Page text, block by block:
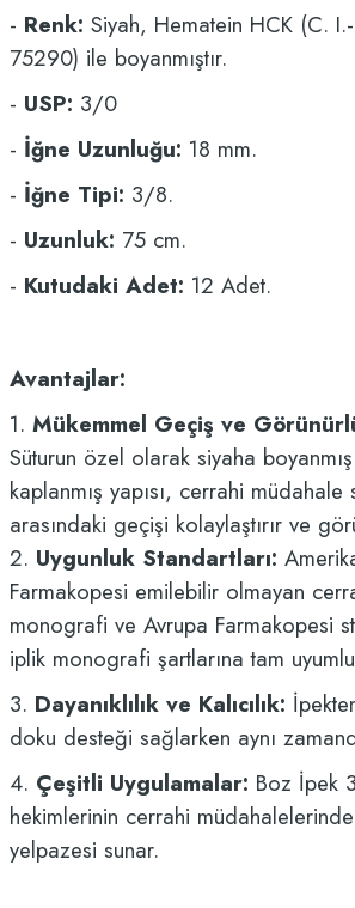
- Renk: Siyah, Hematein HCK (C.
75290) ile boyanmıştır.
- USP: 3/0
- İğne Uzunluğu: 18 mm.
- İğne Tipi: 3/8.
- Uzunluk: 75 cm.
- Kutudaki Adet: 12 Adet.
Avantajlar:
1. Mükemmel Geçiş ve
Süturun özel olarak siyaha
kaplanmış yapısı, cerrahi müdahale
arasındaki geçişi kolaylaştırır ve
2. Uygunluk Standartları:
Farmakopesi emilebilir olmayan
monografi ve Avrupa Farmakopesi
iplik monografi şartlarına tam
3. Dayanıklılık ve Kalıcılık:
doku desteği sağlarken aynı
4. Çeşitli Uygulamalar: Boz İpek
hekimlerinin cerrahi
yelpazesi sunar.